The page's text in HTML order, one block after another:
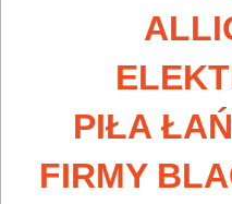
AKCESORIA
MAGAZYNOWANIE
PIŁA
FIRMY